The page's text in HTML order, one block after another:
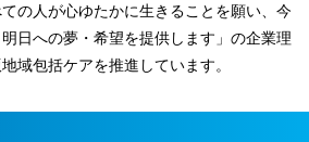
の人が心ゆたかに生きることを願い、今
日への夢・希望を提供します」の企業理
域包括ケアを推進しています。